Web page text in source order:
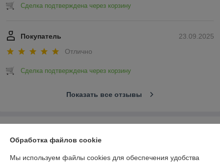
Сделка подтверждена через корзину
23.09.2025
Покупатель
Отлично
Сделка подтверждена через корзину
Показать все отзывы
Обработка файлов cookie
Мы используем файлы cookies для обеспечения удобства